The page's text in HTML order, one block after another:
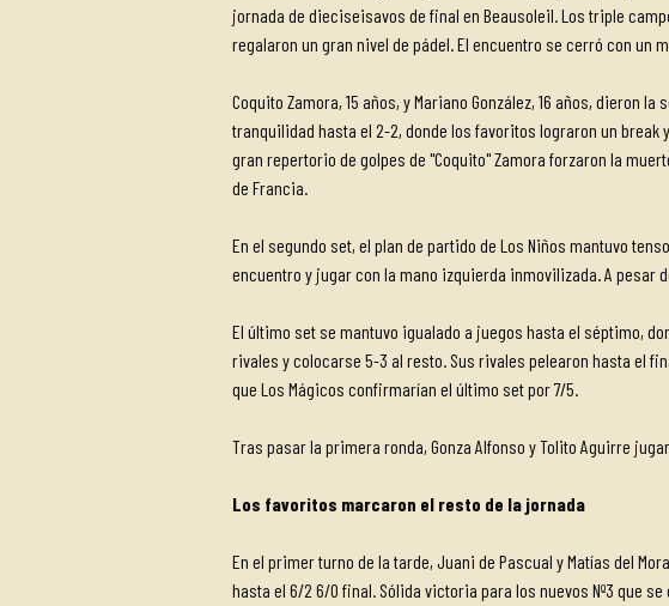
jornada de dieciseisavos de final en Beausoleil. Los triple
regalaron un gran nivel de pádel. El encuentro se cerró con un
Coquito Zamora, 15 años, y Mariano González, 16 años,
tranquilidad hasta el 2-2, donde los favoritos lograron un break
gran repertorio de golpes de "Coquito" Zamora forzaron la
de Francia.
En el segundo set, el plan de partido de Los Niños mantuvo
encuentro y jugar con la mano izquierda inmovilizada. A
El último set se mantuvo igualado a juegos hasta el séptimo,
rivales y colocarse 5-3 al resto. Sus rivales pelearon hasta el
que Los Mágicos confirmarían el último set por 7/5.
Tras pasar la primera ronda, Gonza Alfonso y Tolito Aguirre
Los favoritos marcaron el resto de la jornada
En el primer turno de la tarde, Juani de Pascual y Matías del
hasta el 6/2 6/0 final. Sólida victoria para los nuevos Nº3 que